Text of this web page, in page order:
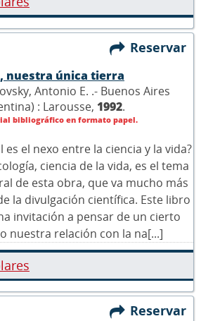
Reservar
nuestra única tierra
Antonio E. .- Buenos Aires
: Larousse, 1992.
bibliográfico en formato papel.
es el nexo entre la ciencia y la vida?
ciencia de la vida, es el tema
de esta obra, que va mucho más
la divulgación científica. Este libro
invitación a pensar de un cierto
nuestra relación con la na[...]
Reservar